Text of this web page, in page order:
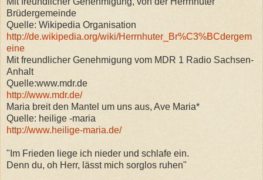
Brüdergemeinde
Quelle: Wikipedia Organisation
http://de.wikipedia.org/wiki/Herrnhuter_Br%C3%BCdergem
eine
Mit freundlicher Genehmigung vom MDR 1 Radio Sachsen-
Anhalt
Quelle:www.mdr.de
http://www.mdr.de/
Maria breit den Mantel um uns aus, Ave Maria*
Quelle: heilige -maria
http://www.heilige-maria.de/
"Im Frieden liege ich nieder und schlafe ein.
Denn du, oh Herr, lässt mich sorglos ruhen"